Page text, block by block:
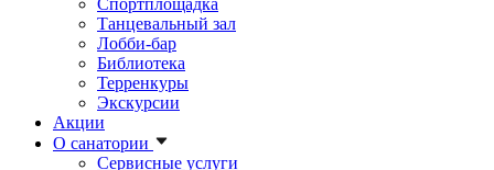
Спортплощадка
Танцевальный зал
Лобби-бар
Библиотека
Терренкуры
Экскурсии
Акции
О санатории
Сервисные услуги